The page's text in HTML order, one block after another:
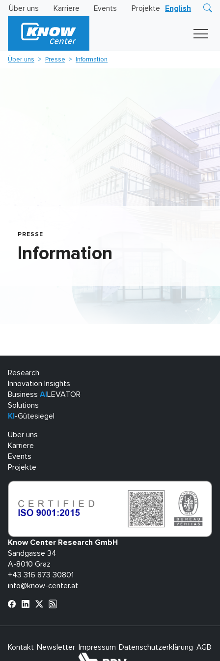
Über uns Karriere Events Projekte English
Gütesiegel
Über uns Presse Information
PRESSE
Information
Research
Innovation Insights
Business AI LEVATOR
Solutions
KI -Gütesiegel
Über uns
Karriere
Events
Projekte
Know Center Research GmbH
Sandgasse 34
A-8010 Graz
+43 316 873 30801
info@know-center.at
Kontakt Newsletter Impressum Datenschutzerklärung AGB
bdva